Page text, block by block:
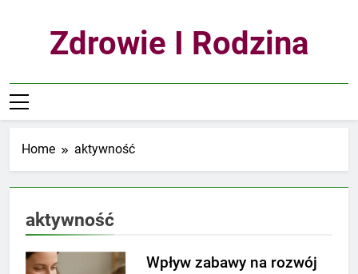
Zdrowie I Rodzina
Home aktywność
aktywność
Wpływ zabawy na rozwój